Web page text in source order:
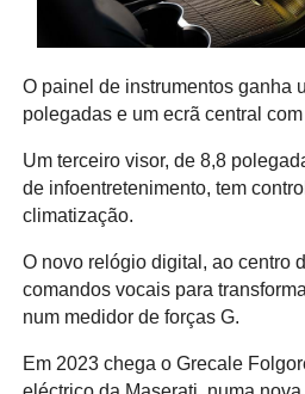
O painel de instrumentos ganha
polegadas e um ecrã central
Um terceiro visor, de 8,8
de infoentretenimento, tem
climatização.
O novo relógio digital, ao centro
comandos vocais para
num medidor de forças G.
Em 2023 chega o Grecale